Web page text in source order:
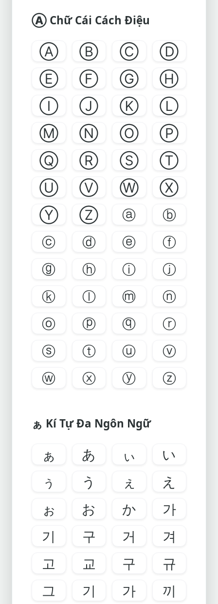
Ⓐ Chữ Cái Cách Điệu
Ⓐ Ⓑ Ⓒ
Ⓓ
Ⓔ
Ⓕ Ⓖ
Ⓗ
Ⓘ
Ⓙ Ⓚ
Ⓛ
Ⓜ
Ⓝ Ⓞ
Ⓟ
Ⓠ
Ⓡ Ⓢ
Ⓣ
Ⓤ
Ⓥ Ⓦ
Ⓧ
Ⓨ
Ⓩ ⓐ
ⓑ
ⓒ
ⓓ ⓔ
ⓕ
ⓖ
ⓗ ⓘ
ⓙ
ⓚ
ⓛ ⓜ
ⓝ
ⓞ
ⓟ ⓠ
ⓡ
ⓢ
ⓣ ⓤ
ⓥ
ⓦ
ⓧ ⓨ ⓩ
ぁ Kí Tự Đa Ngôn Ngữ
ぁ あ ぃ
い
ぅ
う ぇ
え
ぉ
お か
가
기
구 거
겨
고
교 구
규
그
기 가 끼